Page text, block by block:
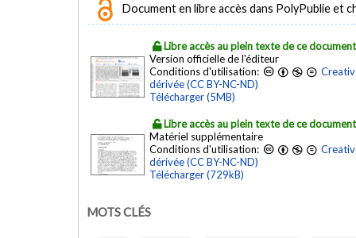
Document en libre accès dans PolyPublie et
Libre accès au plein texte de ce document
Version officielle de l'éditeur
Conditions d'utilisation:
dérivée (CC BY-NC-ND)
Télécharger (5MB)
Libre accès au plein texte de ce document
Matériel supplémentaire
Conditions d'utilisation:
dérivée (CC BY-NC-ND)
Télécharger (729kB)
MOTS CLÉS